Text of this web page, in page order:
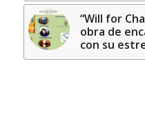
“Will for
obra de
con su